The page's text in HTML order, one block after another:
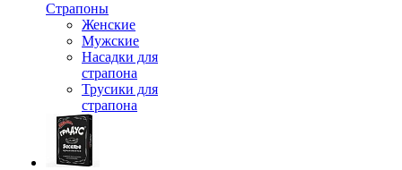
Страпоны
Женские
Мужские
Насадки для
страпона
Трусики для
страпона